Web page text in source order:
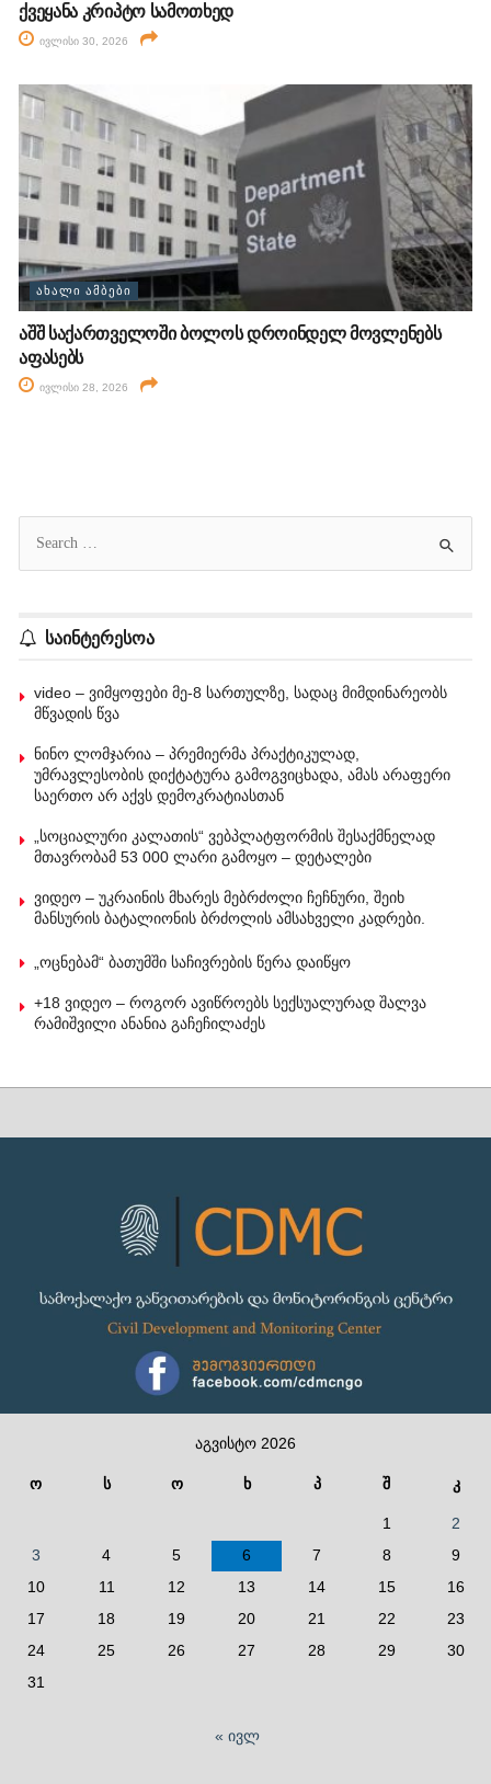
ქვეყანა კრიპტო სამოთხედ
ივლისი 30, 2026
ᲐᲮᲐᲚᲘ ᲐᲛᲑᲔᲑᲘ
აშშ საქართველოში ბოლოს დროინდელ მოვლენებს
აფასებს
ივლისი 28, 2026
საინტერესოა
video – ვიმყოფები მე-8 სართულზე, სადაც მიმდინარეობს
მწვადის წვა
ნინო ლომჯარია – პრემიერმა პრაქტიკულად,
უმრავლესობის დიქტატურა გამოგვიცხადა, ამას არაფერი
საერთო არ აქვს დემოკრატიასთან
„სოციალური კალათის“ ვებპლატფორმის შესაქმნელად
მთავრობამ 53 000 ლარი გამოყო – დეტალები
ვიდეო – უკრაინის მხარეს მებრძოლი ჩეჩნური, შეიხ
მანსურის ბატალიონის ბრძოლის ამსახველი კადრები.
„ოცნებამ“ ბათუმში საჩივრების წერა დაიწყო
+18 ვიდეო – როგორ ავიწროებს სექსუალურად შალვა
რამიშვილი ანანია გაჩეჩილაძეს
აგვისტო 2026
ო ს ო ხ პ შ კ
1
2
3
4 5 6 7 8
9
10
11 12 13 14 15
16
17
18 19 20 21 22
23
24
25 26 27 28 29
30
31
« ივლ